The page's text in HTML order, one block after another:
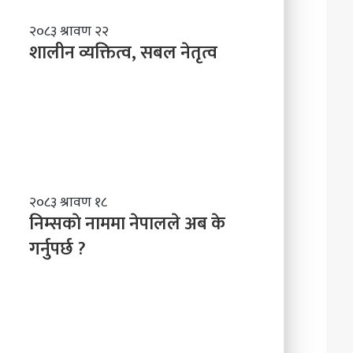
शा
ली
न
ने
तृ
त्व
२०८३ श्रावण २२
शालीन व्यक्तित्व, सबल नेतृत्व
नि
म्स
काे
ना
२०८३ श्रावण १८
निम्सकाे नाममा नेपालले अब के
गर्नुपर्छ ?